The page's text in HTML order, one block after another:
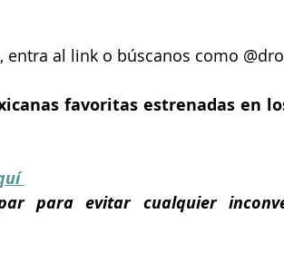
entra al link o búscanos como
favoritas estrenadas en
para evitar cualquier